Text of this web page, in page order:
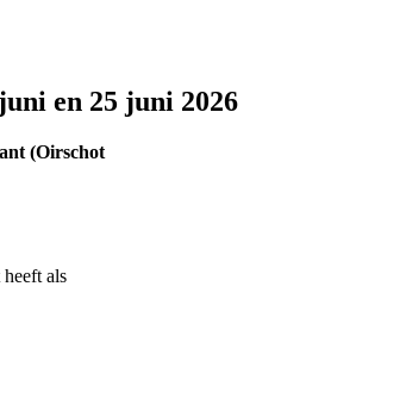
en 25 juni 2026
(Oirschot
als